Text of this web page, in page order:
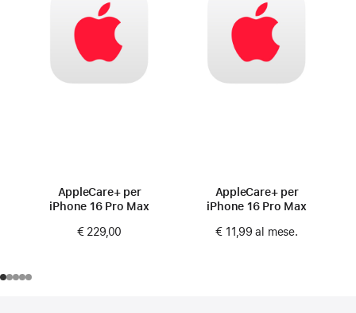
AppleCare+ per
iPhone 16 Pro Max
€ 229,00
AppleCare+ per
iPhone 16 Pro Max
€ 11,99 al mese.